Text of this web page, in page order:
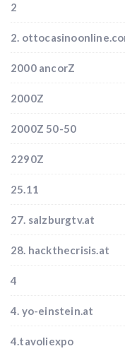
2
2.
2000 ancorZ
2000Z
2000Z 50-50
2290Z
25.11
27. salzburgtv.at
28. hackthecrisis.at
4
4. yo-einstein.at
4.tavoliexpo